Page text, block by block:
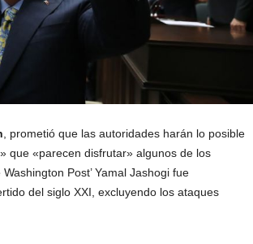
, prometió que las autoridades harán lo posible
que «parecen disfrutar» algunos de los
Post’ Yamal Jashogi fue
del siglo XXI, excluyendo los ataques